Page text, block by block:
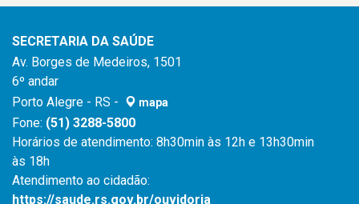
SECRETARIA DA SAÚDE
Av. Borges de Medeiros, 1501
6º andar
Porto Alegre - RS -
mapa
Fone: (51) 3288-5800
Horários de atendimento: 8h30min às 12h e 13h30min
às 18h
Atendimento ao cidadão:
https://saude.rs.gov.br/ouvidoria